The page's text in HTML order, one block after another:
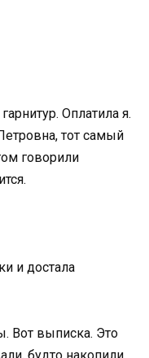
Оплатила я.
тот самый
говорили
и достала
Вот выписка. Это